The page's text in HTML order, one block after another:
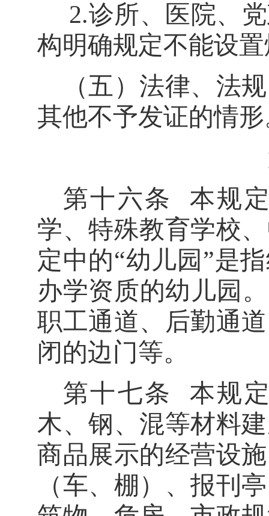
2.诊所、医院、
构明确规定不能设
（五）法律、法
其他不予发证的情
第十六条
本规
学、特殊教育学校
定中的“幼儿园”是
办学资质的幼儿园。
职工通道、后勤通
闭的边门等。
第十七条
本规
木、钢、混等材料
商品展示的经营设
（车、棚）、报刊